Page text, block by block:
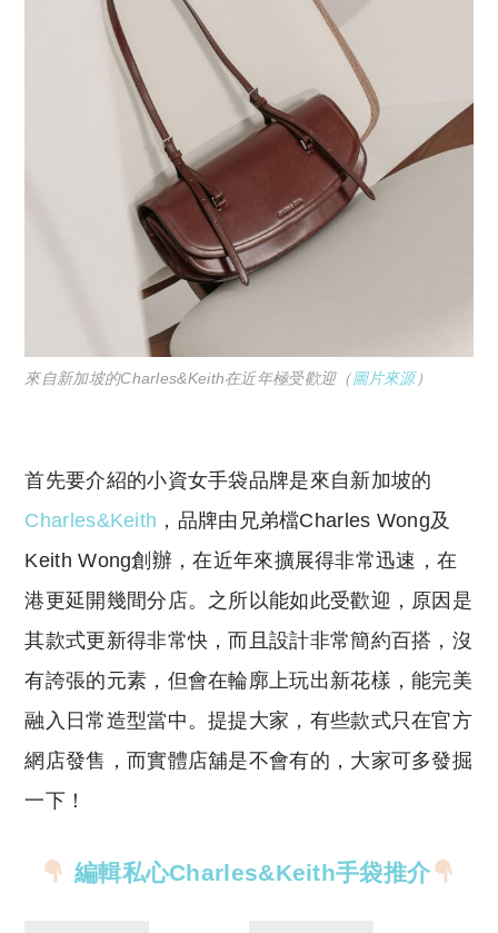
來自新加坡的Charles&Keith在近年極受歡迎（圖片來源）
首先要介紹的小資女手袋品牌是來自新加坡的
Charles&Keith ，品牌由兄弟檔Charles Wong及
Keith Wong創辦，在近年來擴展得非常迅速，在
港更延開幾間分店。之所以能如此受歡迎，原因是
其款式更新得非常快，而且設計非常簡約百搭，沒
有誇張的元素，但會在輪廓上玩出新花樣，能完美
融入日常造型當中。提提大家，有些款式只在官方
網店發售，而實體店舖是不會有的，大家可多發掘
一下！
編輯私心Charles&Keith手袋推介